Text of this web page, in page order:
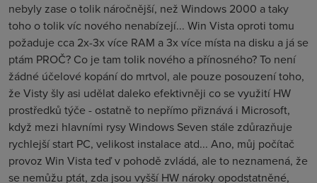
nebyly zase o tolik náročnější, než Windows 2000 a taky
toho o tolik víc nového nenabízejí... Win Vista oproti tomu
požaduje cca 2x-3x více RAM a 3x více místa na disku a já se
ptám PROČ? Co je tam tolik nového a přínosného? To není
žádné účelové kopání do mrtvol, ale pouze posouzení toho,
že Visty šly asi udělat daleko efektivněji co se využití HW
prostředků týče - ostatně to nepřímo přiznává i Microsoft,
když mezi hlavními rysy Windows Seven stále zdůrazňuje
rychlejší start PC, velikost instalace atd... Ano, můj počítač
provoz Win Vista teď v pohodě zvládá, ale to neznamená, že
se nemůžu ptát, zda jsou vyšší HW nároky opodstatněné,